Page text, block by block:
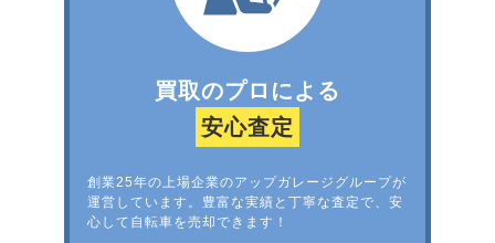
買取のプロによる
安心査定
創業25年の上場企業のアップガレージグループが
運営しています。豊富な実績と丁寧な査定で、安
心して自転車を売却できます！